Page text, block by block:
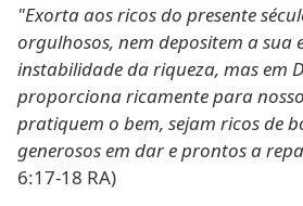
"Exorta aos ricos do presente
orgulhosos, nem depositem a sua
instabilidade da riqueza, mas em
proporciona ricamente para
pratiquem o bem, sejam ricos de
generosos em dar e prontos a
6:17-18 RA)